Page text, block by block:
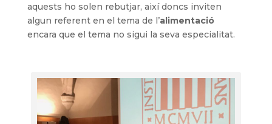
aquests ho solen rebutjar, així doncs inviten
algun referent en el tema de l’alimentació
encara que el tema no sigui la seva especialitat.